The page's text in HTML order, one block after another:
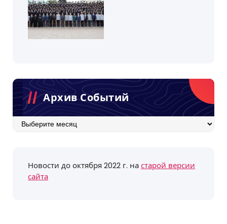
Архив Событий
Архив
Новости до октября 2022 г. настарой версии
сайта